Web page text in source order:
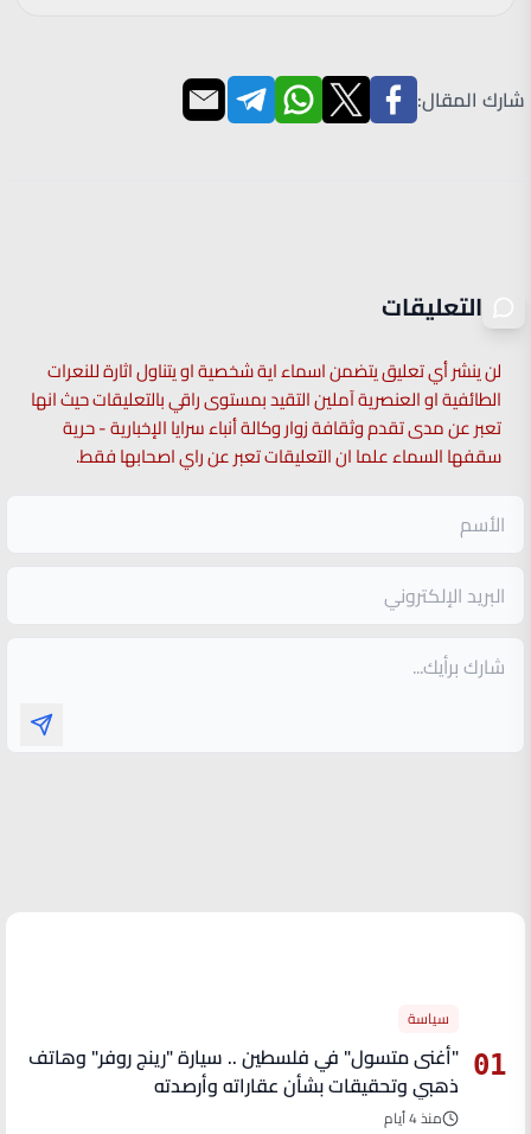
شارك المقال:
التعليقات
لن ينشر أي تعليق يتضمن اسماء اية شخصية او يتناول اثارة للنعرات
الطائفية او العنصرية آملين التقيد بمستوى راقي بالتعليقات حيث انها
تعبر عن مدى تقدم وثقافة زوار وكالة أنباء سرايا الإخبارية - حرية
سقفها السماء علما ان التعليقات تعبر عن راي اصحابها فقط.
01
سياسة
"أغنى متسول" في فلسطين .. سيارة "رينج روفر" وهاتف
ذهبي وتحقيقات بشأن عقاراته وأرصدته
منذ 4 أيام